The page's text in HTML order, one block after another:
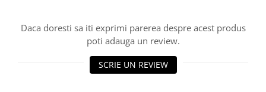
Daca doresti sa iti exprimi parerea despre acest produs
poti adauga un review.
SCRIE UN REVIEW